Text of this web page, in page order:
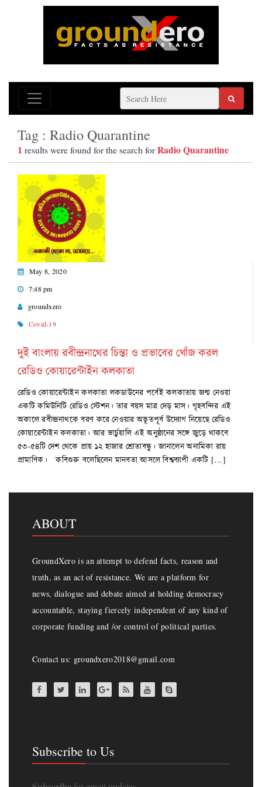
Tag : Radio Quarantine
1 results were found for the search forRadio Quarantine
May 8, 2020
7:48 pm
groundxero
Covid-19
দুই বাংলায় রবীন্দ্রনাথের চিন্তা ও প্রভাবের খোঁজ করল
রেডিও কোয়ারেন্টাইন কলকাতা
রেডিও কোয়ারেন্টাইন কলকাতা লকডাউনের পর্বেই কলকাতায় জন্ম নেওয়া
একটি কমিউনিটি রেডিও স্টেশন। তার বয়স মাত্র দেড় মাস। গৃহবন্দির এই
অকালে রবীন্দ্রনাথকে বরণ করে নেওয়ার অভূতপূর্ব উদ্যোগ নিয়েছে রেডিও
কোয়ারেন্টাইন কলকাতা। আর ভার্চুয়ালি এই অনুষ্ঠানের সঙ্গে জুড়ে থাকবে
৫৩-৫৪টি দেশ থেকে প্রায় ১২ হাজার শ্রোতাবন্ধু। জানালেন অনামিকা রায়
প্রামাণিক। কবিগুরু বলেছিলেন মানবতা আসলে বিশ্বব্যাপী একটি […]
ABOUT
GroundXero is an attempt to defend facts, reason and
truth, as an act of resistance. We are a platform for
news, dialogue and debate aimed at holding democracy
accountable, staying fiercely independent of any kind of
corporate funding and /or control of political parties.
Contact us: groundxero2018@gmail.com
Subscribe to Us